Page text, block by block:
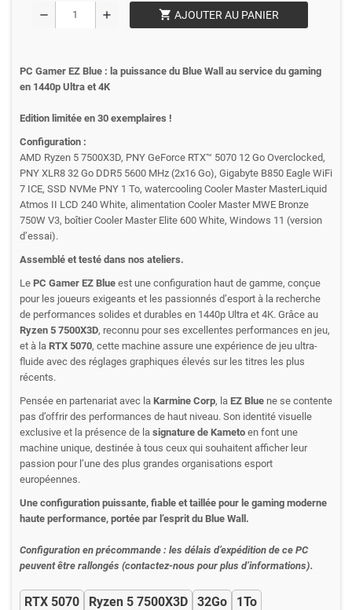
remove add shopping_cart AJOUTER AU PANIER
PC Gamer EZ Blue : la puissance du Blue Wall au service du gaming
en 1440p Ultra et 4K
Edition limitée en 30 exemplaires !
Configuration :
AMD Ryzen 5 7500X3D, PNY GeForce RTX™ 5070 12 Go Overclocked,
PNY XLR8 32 Go DDR5 5600 MHz (2x16 Go), Gigabyte B850 Eagle WiFi
7 ICE, SSD NVMe PNY 1 To, watercooling Cooler Master MasterLiquid
Atmos II LCD 240 White, alimentation Cooler Master MWE Bronze
750W V3, boîtier Cooler Master Elite 600 White, Windows 11 (version
d’essai).
Assemblé et testé dans nos ateliers.
Le PC Gamer EZ Blue est une configuration haut de gamme, conçue
pour les joueurs exigeants et les passionnés d’esport à la recherche
de performances solides et durables en 1440p Ultra et 4K. Grâce au
Ryzen 5 7500X3D, reconnu pour ses excellentes performances en jeu,
et à la RTX 5070, cette machine assure une expérience de jeu ultra-
fluide avec des réglages graphiques élevés sur les titres les plus
récents.
Pensée en partenariat avec la Karmine Corp, la EZ Blue ne se contente
pas d’offrir des performances de haut niveau. Son identité visuelle
exclusive et la présence de la signature de Kameto en font une
machine unique, destinée à tous ceux qui souhaitent afficher leur
passion pour l’une des plus grandes organisations esport
européennes.
Une configuration puissante, fiable et taillée pour le gaming moderne
haute performance, portée par l’esprit du Blue Wall.
Configuration en précommande : les délais d’expédition de ce PC
peuvent être rallongés (contactez-nous pour plus d’informations).
RTX 5070 Ryzen 5 7500X3D 32Go 1To